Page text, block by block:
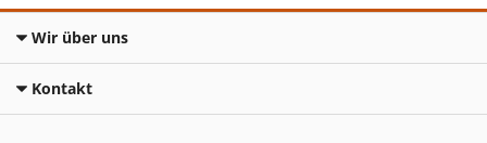
Wir über uns
Kontakt